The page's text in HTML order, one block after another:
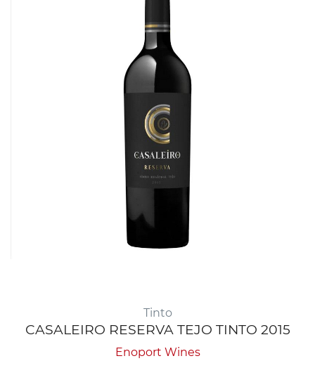
Tinto
CASALEIRO RESERVA TEJO TINTO 2015
Enoport Wines